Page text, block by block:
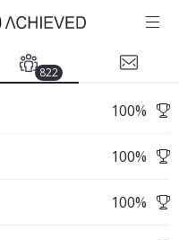
822
100%
100%
100%